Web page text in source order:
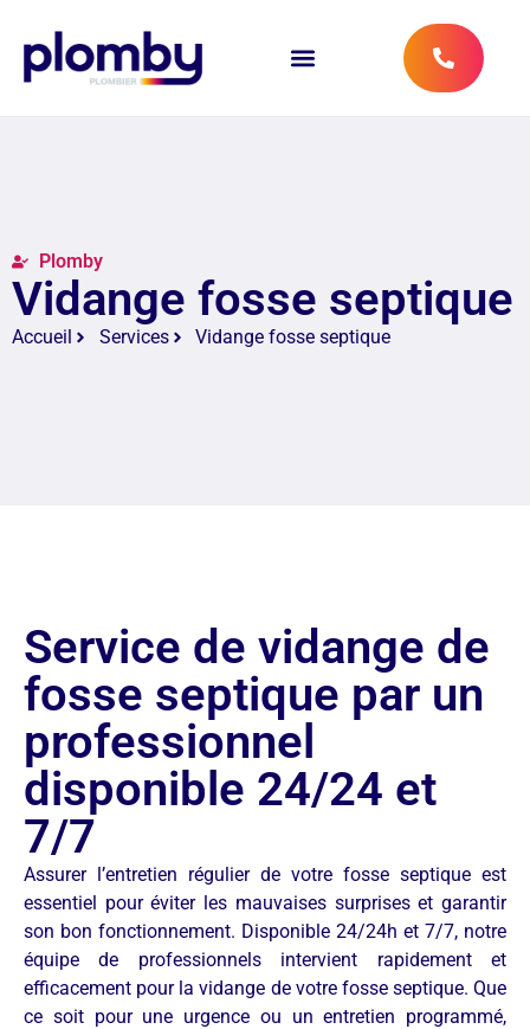
Plomby
Vidange fosse septique
Accueil Services Vidange fosse septique
Service de vidange de
fosse septique par un
professionnel
disponible 24/24 et
7/7
Assurer l’entretien régulier de votre fosse septique est
essentiel pour éviter les mauvaises surprises et garantir
son bon fonctionnement. Disponible 24/24h et 7/7, notre
équipe de professionnels intervient rapidement et
efficacement pour la vidange de votre fosse septique. Que
ce soit pour une urgence ou un entretien programmé,